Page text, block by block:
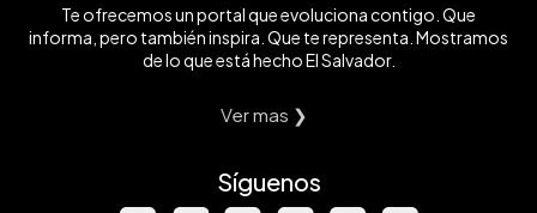
Te ofrecemos un portal que evoluciona contigo. Que
informa, pero también inspira. Que te representa. Mostramos
de lo que está hecho El Salvador.
Ver mas ❯
Síguenos